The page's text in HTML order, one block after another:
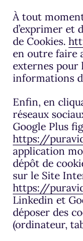
À tout
d’exprimer et
de Cookies.
en outre faire
externes pour
informations
Enfin, en
réseaux
Google Plus
https://
application
dépôt de
sur le Site
https://
Linkedin et
déposer des
(ordinateur,